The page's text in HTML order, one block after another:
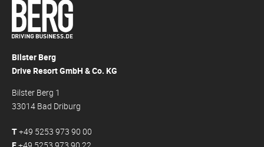
Bilster Berg
Drive Resort GmbH & Co. KG
Bilster Berg 1
33014 Bad Driburg
T+49 5253 973 90 00
F+49 5253 973 90 22